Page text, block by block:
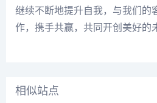
继续不断地提升自我，与我们的
作，携手共赢，共同开创美好的
相似站点